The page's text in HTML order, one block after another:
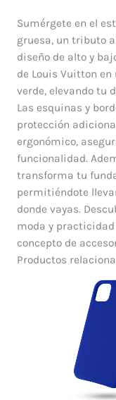
Sumérgete en el
gruesa, un tributo
diseño de alto y
de Louis Vuitton
verde, elevando tu
Las esquinas y
protección
ergonómico,
funcionalidad.
transforma tu
permitiéndote
donde vayas.
moda y
concepto de
Productos